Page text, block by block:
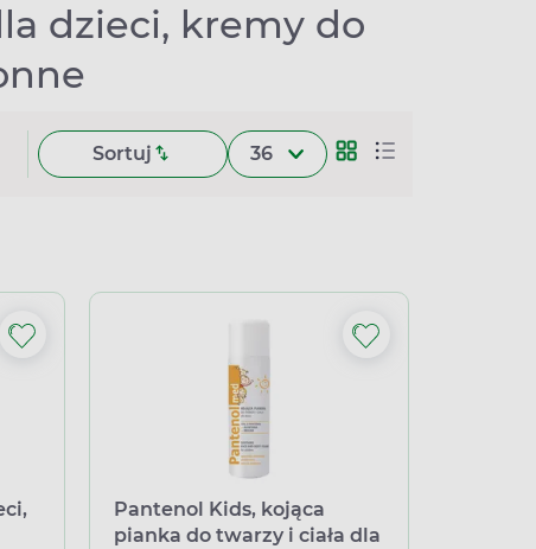
dzieci, kremy do
Sortuj 36
Pantenol Kids, kojąca
pianka do twarzy i ciała dla